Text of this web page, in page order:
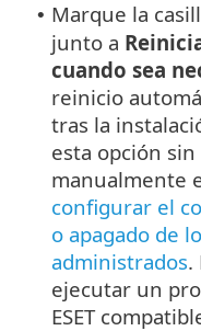
• Marque la
junto a
cuando sea
reinicio
tras la
esta opción
manualmente
configurar el
o apagado de
administrados.
ejecutar un
ESET